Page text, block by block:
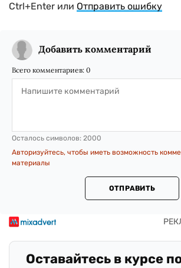
Ctrl+Enter или Отправить ошибку
Добавить комментарий
Всего комментариев: 0
Осталось символов: 2000
Авторизуйтесь, чтобы иметь возможность
материалы
ОТПРАВИТЬ
Оставайтесь в курсе